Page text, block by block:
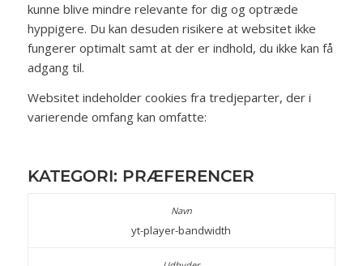
kunne blive mindre relevante for dig og optræde
hyppigere. Du kan desuden risikere at websitet ikke
fungerer optimalt samt at der er indhold, du ikke kan få
adgang til.
Websitet indeholder cookies fra tredjeparter, der i
varierende omfang kan omfatte:
KATEGORI: PRÆFERENCER
yt-player-bandwidth